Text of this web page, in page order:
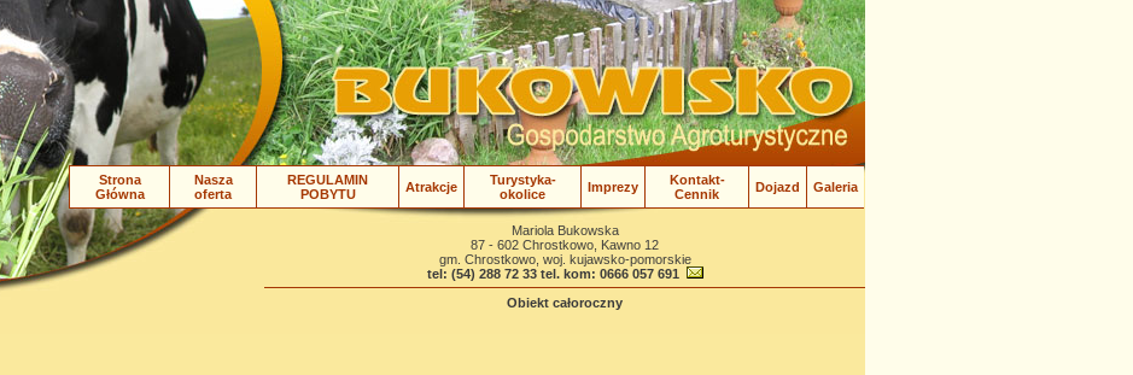
Strona
Główna
Nasza
oferta
REGULAMIN
POBYTU
Atrakcje
Turystyka-
okolice
Imprezy
Kontakt-
Cennik
Dojazd Galeria
Mariola Bukowska
87 - 602 Chrostkowo, Kawno 12
gm. Chrostkowo, woj. kujawsko-pomorskie
tel: (54) 288 72 33 tel. kom: 0666 057 691
Obiekt całoroczny